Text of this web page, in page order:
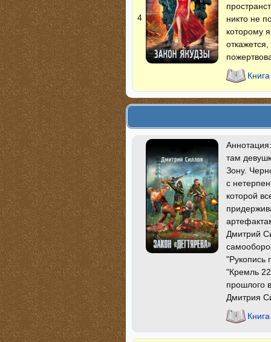
4
никто не
которому
там
Зону.
с
которой
Дмитрий
"Рукопись
"Кремль
прошлого
Дмитрия